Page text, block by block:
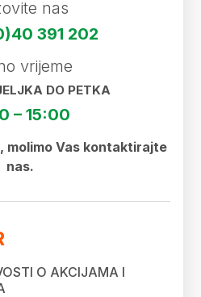
nas
391 202
vrijeme
DO PETKA
– 15:00
molimo Vas kontaktirajte
nas.
O AKCIJAMA I